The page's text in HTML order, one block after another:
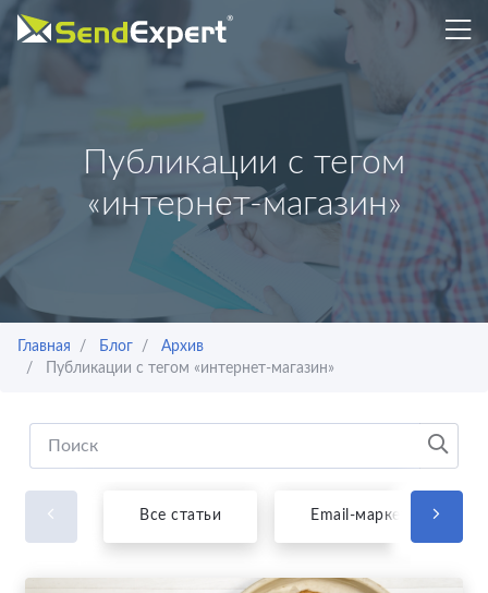
Публикации с тегом
«интернет-магазин»
Главная Блог
Архив
Публикации с тегом «интернет-магазин»
Все статьи Email-маркетинг